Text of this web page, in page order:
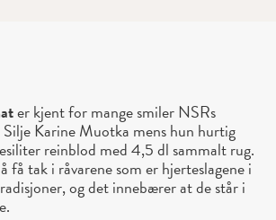
er kjent for mange smiler NSRs
Karine Muotka mens hun hurtig
reinblod med 4,5 dl sammalt rug.
få tak i råvarene som er hjerteslagene i
og det innebærer at de står i